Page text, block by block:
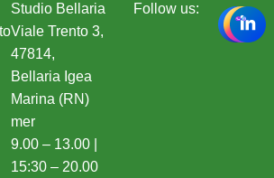
Studio Bellaria
Viale Trento 3,
47814,
Bellaria Igea
Marina (RN)
mer
9.00 – 13.00 |
15:30 – 20.00
Follow us: